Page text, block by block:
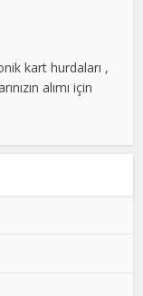
kart hurdaları ,
alımı için